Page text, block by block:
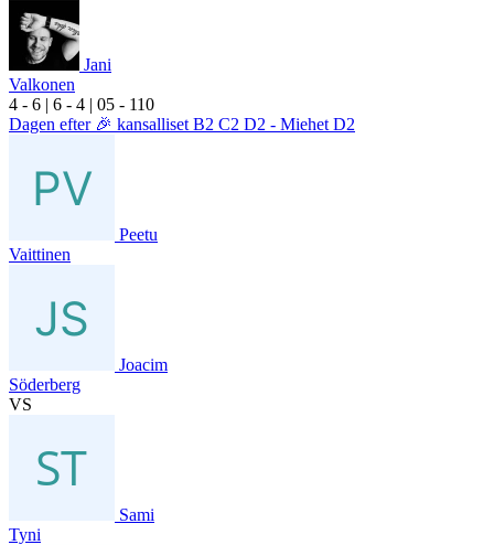
Jani
Valkonen
4 - 6 | 6 - 4 | 05 - 110
Dagen efter 🎉 kansalliset B2 C2 D2 - Miehet D2
Peetu
Vaittinen
Joacim
Söderberg
VS
Sami
Tyni